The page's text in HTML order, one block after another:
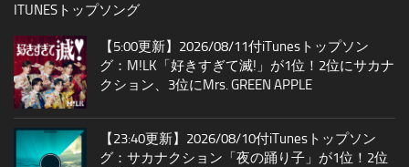
ITUNESトップソング
【5:00更新】2026/08/11付iTunesトップソン
グ：M!LK「好きすぎて滅!」が1位！2位にサカナ
クション、3位にMrs. GREEN APPLE
【23:40更新】2026/08/10付iTunesトップソン
グ：サカナクション「夜の踊り子」が1位！2位